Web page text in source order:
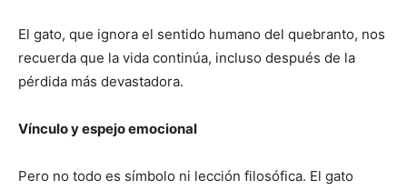
El gato, que ignora el sentido humano del quebranto, nos
recuerda que la vida continúa, incluso después de la
pérdida más devastadora.
Vínculo y espejo emocional
Pero no todo es símbolo ni lección filosófica. El gato